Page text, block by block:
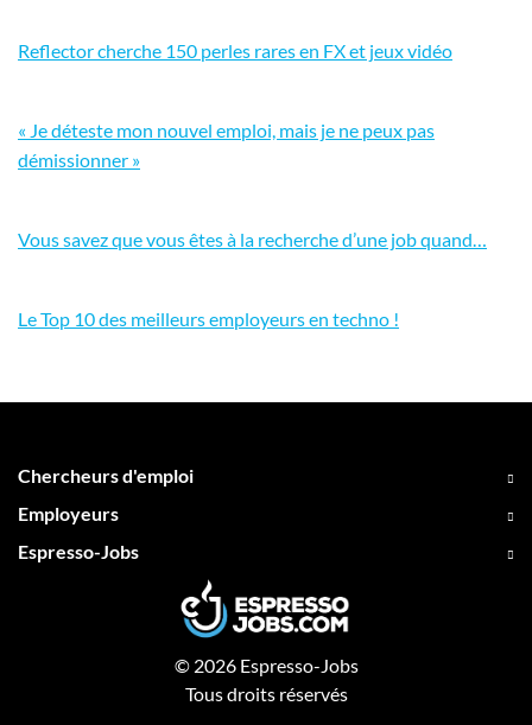
Reflector cherche 150 perles rares en FX et jeux vidéo
« Je déteste mon nouvel emploi, mais je ne peux pas
démissionner »
Vous savez que vous êtes à la recherche d’une job quand…
Le Top 10 des meilleurs employeurs en techno !
Chercheurs d'emploi
Employeurs
Espresso-Jobs
© 2026 Espresso-Jobs
Tous droits réservés